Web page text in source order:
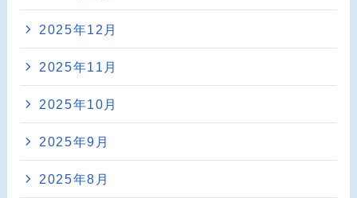
2025年12月
2025年11月
2025年10月
2025年9月
2025年8月